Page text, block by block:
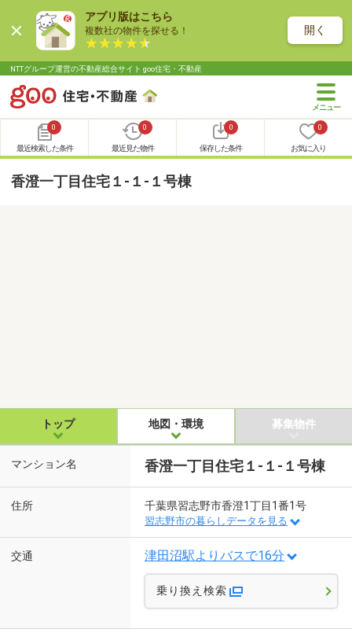
アプリ版はこちら
複数社の物件を探せる！ 開く
NTTグループ運営の不動産総合サイト goo住宅・不動産
0
最近検索した条件
0
最近見た物件
0
保存した条件
0
お気に入り
香澄一丁目住宅１-１-１号棟
トップ 地図・環境 募集物件
マンション名 香澄一丁目住宅１-１-１号棟
住所 千葉県習志野市香澄1丁目1番1号
習志野市の暮らしデータを見る
交通 津田沼駅よりバスで16分
乗り換え検索